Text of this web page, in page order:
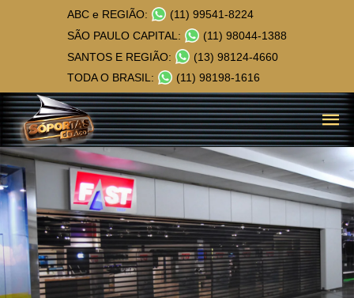
ABC e REGIÃO:
(11) 99541-8224
SÃO PAULO CAPITAL:
(11) 98044-1388
SANTOS E REGIÃO:
(13) 98124-4660
TODA O BRASIL:
(11) 98198-1616